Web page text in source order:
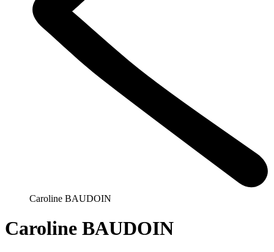
Caroline BAUDOIN
Caroline BAUDOIN